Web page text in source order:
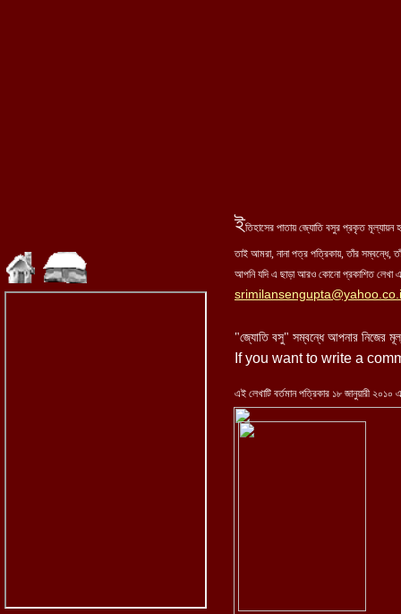
ইতিহাসের পাতায় জ্যোতি বসুর প্রকৃত
তাই আমরা, নানা পত্র পত্রিকায়, তাঁর সম্বন্ধে,
আপনি যদি এ ছাড়া আরও কোনো প্রকাশিত লেখা
"জ্যোতি বসু" সম্বন্ধে আপনার নিজের
If you want to write a
এই লেখাটি বর্তমান পত্রিকার ১৮ জানুয়ারী